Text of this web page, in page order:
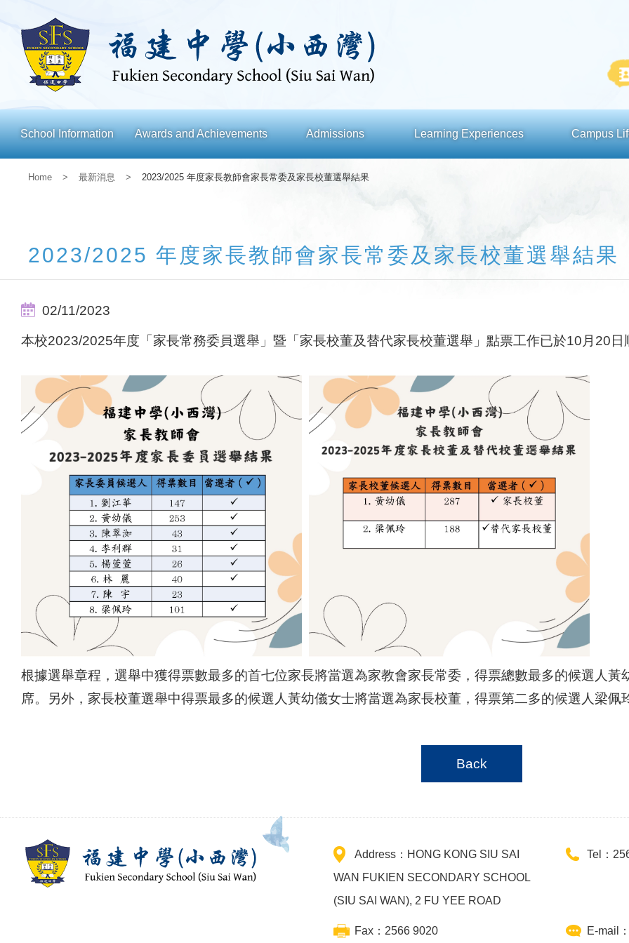
School Information Awards and Achievements Admissions Learning Experiences Campus
Home > 最新消息 > 2023/2025 年度家長教師會家長常委及家長校董選舉結果
2023/2025 年度家長教師會家長常委及家長校董選舉結果
02/11/2023
本校2023/2025年度「家長常務委員選舉」暨「家長校董及替代家長校董選舉」點票工作已於10月20日
根據選舉章程，選舉中獲得票數最多的首七位家長將當選為家教會家長常委，得票總數最多的候選人
席。另外，家長校董選舉中得票最多的候選人黃幼儀女士將當選為家長校董，得票第二多的候選人梁佩
Back
Address：HONG KONG SIU SAI
WAN FUKIEN SECONDARY SCHOOL
(SIU SAI WAN), 2 FU YEE ROAD
Tel：
Fax：2566 9020 E-mail